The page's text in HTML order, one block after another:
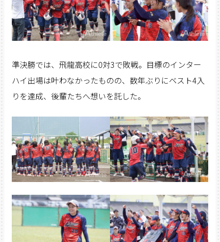
準決勝では、飛龍高校に0対3で敗戦。目標のインター
ハイ出場は叶わなかったものの、数年ぶりにベスト4入
りを達成、後輩たちへ想いを託した。